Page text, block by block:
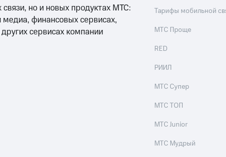
связи, но и новых продуктах МТС:
финансовых сервисах,
сервисах компании
Тарифы мобильной
МТС Проще
RED
РИИЛ
МТС Супер
МТС ТОП
МТС Junior
МТС Мудрый